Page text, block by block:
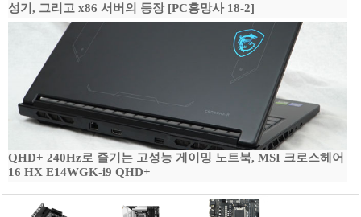
성기, 그리고 x86 서버의 등장 [PC흥망사 18-2]
QHD+ 240Hz로 즐기는 고성능 게이밍 노트북, MSI 크로스헤어
16 HX E14WGK-i9 QHD+